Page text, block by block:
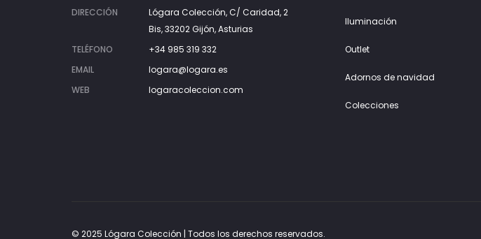
DIRECCIÓN
Lógara Colección, C/ Caridad, 2
Bis, 33202 Gijón, Asturias
TELÉFONO
+34 985 319 332
EMAIL
logara@logara.es
WEB
logaracoleccion.com
Iluminación
Outlet
Adornos de navidad
Colecciones
© 2025 Lógara Colección | Todos los derechos reservados.